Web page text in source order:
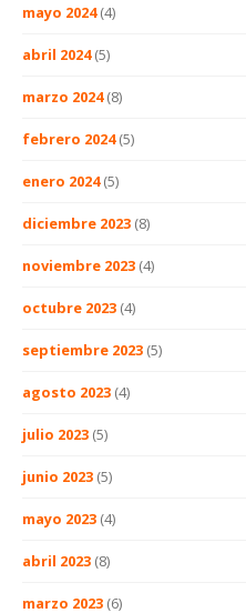
mayo 2024(4)
abril 2024(5)
marzo 2024(8)
febrero 2024(5)
enero 2024(5)
diciembre 2023 (8)
noviembre 2023 (4)
octubre 2023 (4)
septiembre 2023 (5)
agosto 2023 (4)
julio 2023 (5)
junio 2023 (5)
mayo 2023 (4)
abril 2023 (8)
marzo 2023 (6)